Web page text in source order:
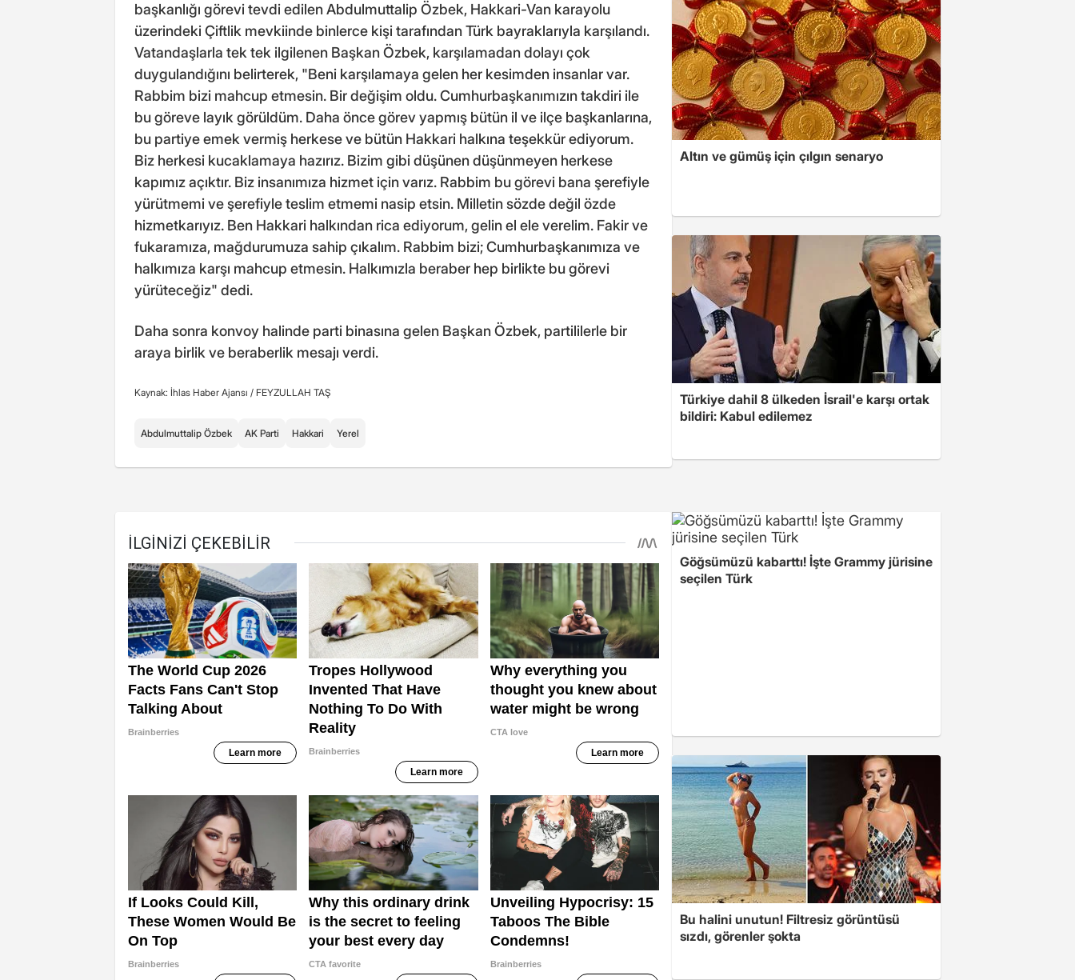
başkanlığı görevi tevdi edilen Abdulmuttalip Özbek, Hakkari-Van karayolu
üzerindeki Çiftlik mevkiinde binlerce kişi tarafından Türk bayraklarıyla karşılandı.
Vatandaşlarla tek tek ilgilenen Başkan Özbek, karşılamadan dolayı çok
duygulandığını belirterek, "Beni karşılamaya gelen her kesimden insanlar var.
Rabbim bizi mahcup etmesin. Bir değişim oldu. Cumhurbaşkanımızın takdiri ile
bu göreve layık görüldüm. Daha önce görev yapmış bütün il ve ilçe başkanlarına,
bu partiye emek vermiş herkese ve bütün Hakkari halkına teşekkür ediyorum.
Biz herkesi kucaklamaya hazırız. Bizim gibi düşünen düşünmeyen herkese
kapımız açıktır. Biz insanımıza hizmet için varız. Rabbim bu görevi bana şerefiyle
yürütmemi ve şerefiyle teslim etmemi nasip etsin. Milletin sözde değil özde
hizmetkarıyız. Ben Hakkari halkından rica ediyorum, gelin el ele verelim. Fakir ve
fukaramıza, mağdurumuza sahip çıkalım. Rabbim bizi; Cumhurbaşkanımıza ve
halkımıza karşı mahcup etmesin. Halkımızla beraber hep birlikte bu görevi
yürüteceğiz" dedi.
Daha sonra konvoy halinde parti binasına gelen Başkan Özbek, partililerle bir
araya birlik ve beraberlik mesajı verdi.
Kaynak: İhlas Haber Ajansı / FEYZULLAH TAŞ
Abdulmuttalip Özbek AK Parti Hakkari Yerel
Altın ve gümüş için çılgın senaryo
Türkiye dahil 8 ülkeden İsrail'e karşı ortak
bildiri: Kabul edilemez
Göğsümüzü kabarttı! İşte Grammy jürisine
seçilen Türk
Bu halini unutun! Filtresiz görüntüsü
sızdı, görenler şokta